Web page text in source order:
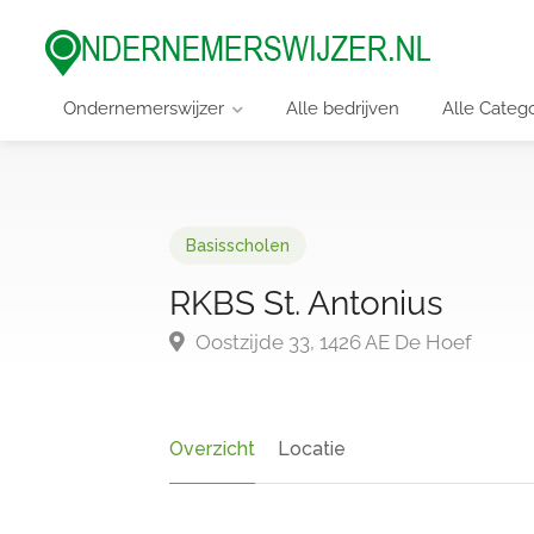
Ondernemerswijzer Alle bedrijven Alle
Basisscholen
RKBS St. Antonius
Oostzijde 33, 1426 AE De Hoef
Overzicht Locatie